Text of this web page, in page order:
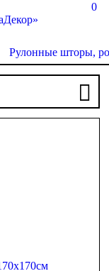
0
Рулонные шторы,